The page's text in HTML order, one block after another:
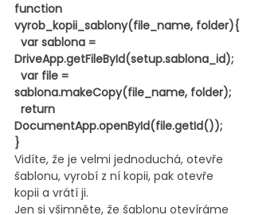
function
vyrob_kopii_sablony(file_name, folder){
DriveApp.getFileById(setup.sablona_id);
sablona.makeCopy(file_name, folder);
DocumentApp.openById(file.getId());
}
Vidíte, že je velmi jednoduchá, otevře
šablonu, vyrobí z ní kopii, pak otevře
kopii a vrátí ji.
Jen si všimněte, že šablonu otevíráme